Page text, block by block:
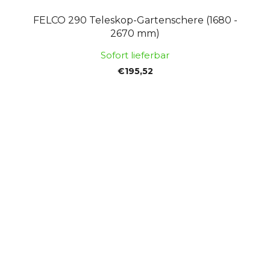
FELCO 290 Teleskop-Gartenschere (1680 -
2670 mm)
Sofort lieferbar
€195,52